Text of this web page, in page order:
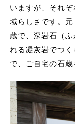
いますが、それ
域らしさです。
蔵で、深岩石（
れる凝灰岩でつ
で、ご自宅の石蔵